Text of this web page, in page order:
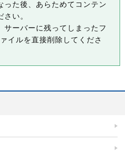
った後、あらためてコンテン
い。
サーバーに残ってしまったフ
イルを直接削除してくださ